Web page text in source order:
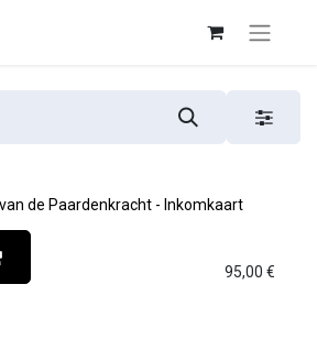
de Paardenkracht - Inkomkaart
95,00 €